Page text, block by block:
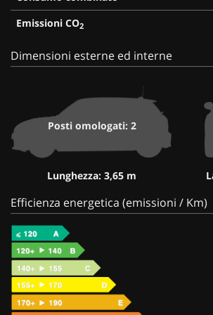
Emissioni CO2
Dimensioni esterne ed interne
Posti omologati: 2
Lunghezza: 3,65 m
Efficienza energetica (emissioni / Km)